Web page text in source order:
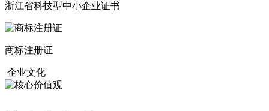
浙江省科技型中小企业证书
商标注册证
企业文化